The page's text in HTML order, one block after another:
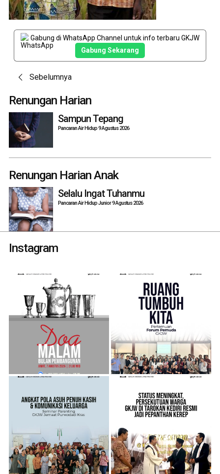
Gabung di WhatsApp Channel untuk info terbaru GKJW
Gabung Sekarang
Post
navigation
Sebelumnya
Renungan Harian
Sampun Tepang
Pancaran Air Hidup 9 Agustus 2026
Renungan Harian Anak
Selalu Ingat Tuhanmu
Pancaran Air Hidup Junior 9 Agustus 2026
Instagram